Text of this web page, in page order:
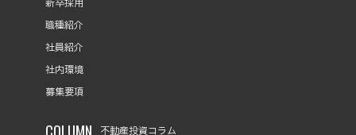
新卒採用
職種紹介
社員紹介
社内環境
募集要項
不動産投資コラム